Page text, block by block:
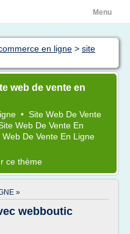
Menu
en ligne > site
web de vente en
• Site Web De Vente
Web De Vente En
Web De Vente En Ligne
ce thème
»
webboutic